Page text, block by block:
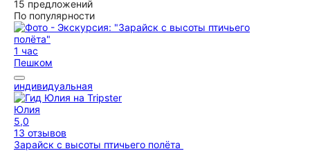
15 предложений
По популярности
1 час
Пешком
индивидуальная
Юлия
5,0
13 отзывов
Зарайск с высоты птичьего полёта